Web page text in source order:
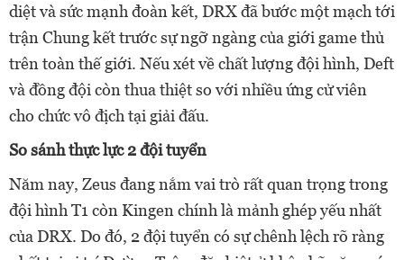
diệt và sức mạnh đoàn kết, DRX đã bước một mạch tới
trận Chung kết trước sự ngỡ ngàng của giới game thủ
trên toàn thế giới. Nếu xét về chất lượng đội hình, Deft
và đồng đội còn thua thiệt so với nhiều ứng cử viên
cho chức vô địch tại giải đấu.
So sánh thực lực 2 đội tuyển
Năm nay, Zeus đang nắm vai trò rất quan trọng trong
đội hình T1 còn Kingen chính là mảnh ghép yếu nhất
của DRX. Do đó, 2 đội tuyển có sự chênh lệch rõ ràng